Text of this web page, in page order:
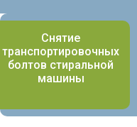
Снятие
транспортировочных
болтов стиральной
машины